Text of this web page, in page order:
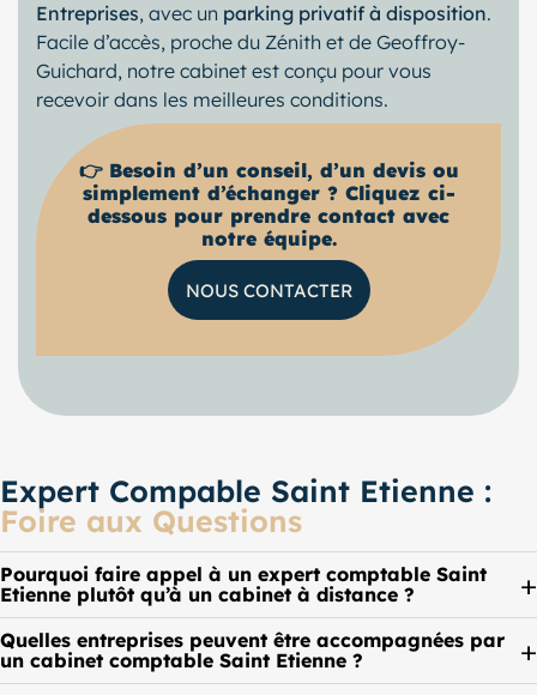
Entreprises, avec un parking privatif à disposition.
Facile d’accès, proche du Zénith et de Geoffroy-
Guichard, notre cabinet est conçu pour vous
recevoir dans les meilleures conditions.
👉 Besoin d’un conseil, d’un devis ou
simplement d’échanger ? Cliquez ci-
dessous pour prendre contact avec
notre équipe.
NOUS CONTACTER
Expert Compable Saint Etienne :
Foire aux Questions
Pourquoi faire appel à un expert comptable Saint
Etienne plutôt qu’à un cabinet à distance ?
Quelles entreprises peuvent être accompagnées par
un cabinet comptable Saint Etienne ?